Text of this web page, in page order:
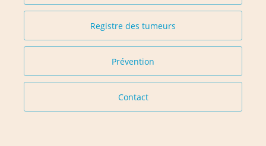
Registre des tumeurs
Prévention
Contact